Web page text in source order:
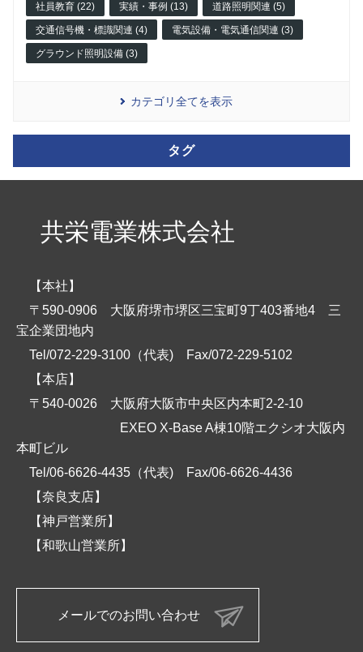
社員教育 (22) 実績・事例 (13) 道路照明関連 (5)
交通信号機・標識関連 (4) 電気設備・電気通信関連 (3)
グラウンド照明設備 (3)
カテゴリ全てを表示
タグ
共栄電業株式会社
【本社】
〒590-0906 大阪府堺市堺区三宝町9丁403番地4 三
宝企業団地内
Tel/072-229-3100（代表)
Fax/072-229-5102
【本店】
〒540-0026 大阪府大阪市中央区内本町2-2-10
EXEO X-Base A棟10階エクシオ大阪内
本町ビル
Tel/06-6626-4435（代表)
Fax/06-6626-4436
【奈良支店】
【神戸営業所】
【和歌山営業所】
メールでのお問い合わせ